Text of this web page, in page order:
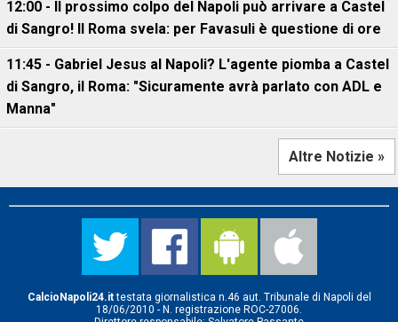
12:00 - Il prossimo colpo del Napoli può arrivare a Castel
di Sangro! Il Roma svela: per Favasuli è questione di ore
11:45 - Gabriel Jesus al Napoli? L'agente piomba a Castel
di Sangro, il Roma: "Sicuramente avrà parlato con ADL e
Manna"
Altre Notizie »
CalcioNapoli24.ittestata giornalistica n.46 aut. Tribunale di Napoli del
18/06/2010 - N. registrazione ROC-27006.